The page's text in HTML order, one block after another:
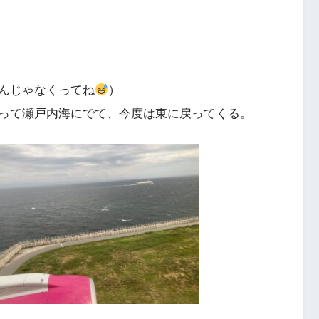
じゃなくってね
）
瀬戸内海にでて、今度は東に戻ってくる。